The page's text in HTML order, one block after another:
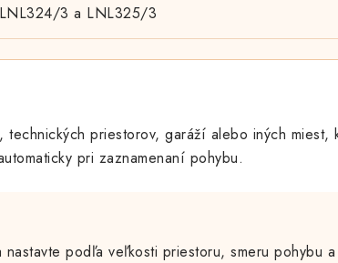
3 a LNL325/3
priestorov, garáží alebo iných miest,
pri zaznamenaní pohybu.
podľa veľkosti priestoru, smeru pohybu a